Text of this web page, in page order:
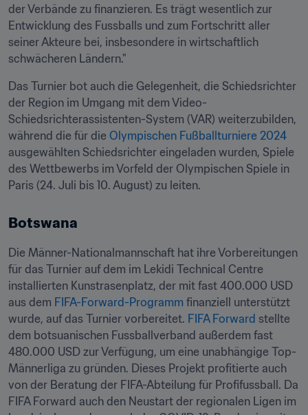
der Verbände zu finanzieren. Es trägt wesentlich zur
Entwicklung des Fussballs und zum Fortschritt aller
seiner Akteure bei, insbesondere in wirtschaftlich
schwächeren Ländern."
Das Turnier bot auch die Gelegenheit, die Schiedsrichter
der Region im Umgang mit dem Video-
Schiedsrichterassistenten-System (VAR) weiterzubilden,
während die für die Olympischen Fußballturniere 2024
ausgewählten Schiedsrichter eingeladen wurden, Spiele
des Wettbewerbs im Vorfeld der Olympischen Spiele in
Paris (24. Juli bis 10. August) zu leiten.
Botswana
Die Männer-Nationalmannschaft hat ihre Vorbereitungen
für das Turnier auf dem im Lekidi Technical Centre
installierten Kunstrasenplatz, der mit fast 400.000 USD
aus dem FIFA-Forward-Programm finanziell unterstützt
wurde, auf das Turnier vorbereitet. FIFA Forward stellte
dem botsuanischen Fussballverband außerdem fast
480.000 USD zur Verfügung, um eine unabhängige Top-
Männerliga zu gründen. Dieses Projekt profitierte auch
von der Beratung der FIFA-Abteilung für Profifussball. Da
FIFA Forward auch den Neustart der regionalen Ligen im